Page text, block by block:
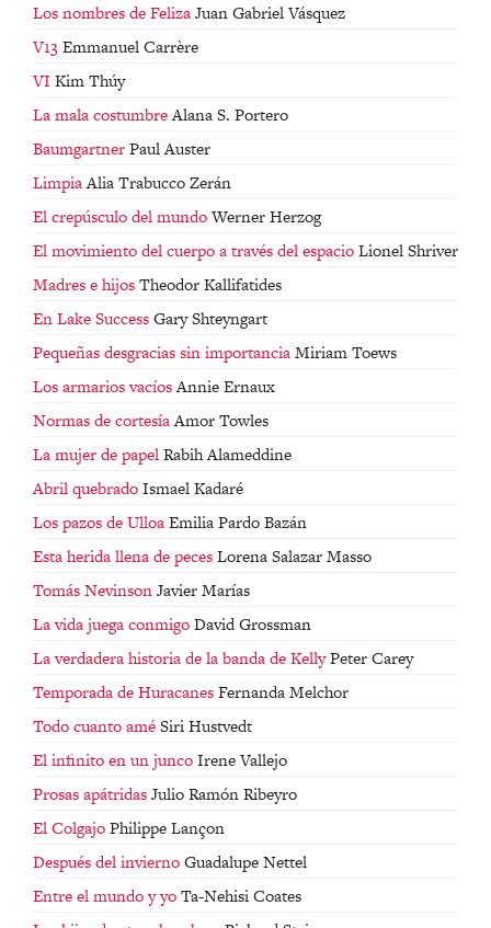
Los nombres de FelizaJuan Gabriel Vásquez
V13Emmanuel Carrère
VI Kim Thúy
La mala costumbreAlana S. Portero
BaumgartnerPaul Auster
LimpiaAlia Trabucco Zerán
El crepúsculo del mundoWerner Herzog
El movimiento del cuerpo a través del espacioLionel Shriver
Madres e hijosTheodor Kallifatides
En Lake SuccessGary Shteyngart
Pequeñas desgracias sin importanciaMiriam Toews
Los armarios vacíosAnnie Ernaux
Normas de cortesíaAmor Towles
La mujer de papelRabih Alameddine
Abril quebradoIsmael Kadaré
Los pazos de UlloaEmilia Pardo Bazán
Esta herida llena de pecesLorena Salazar Masso
Tomás NevinsonJavier Marías
La vida juega conmigoDavid Grossman
La verdadera historia de la banda de KellyPeter Carey
Temporada de HuracanesFernanda Melchor
Todo cuanto améSiri Hustvedt
El infinito en un juncoIrene Vallejo
Prosas apátridasJulio Ramón Ribeyro
El ColgajoPhilippe Lançon
Después del inviernoGuadalupe Nettel
Entre el mundo y yoTa-Nehisi Coates